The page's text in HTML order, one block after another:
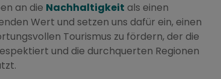
an die Nachhaltigkeit als einen
Wert und setzen uns dafür ein, einen
Tourismus zu fördern, der die
und die durchquerten Regionen